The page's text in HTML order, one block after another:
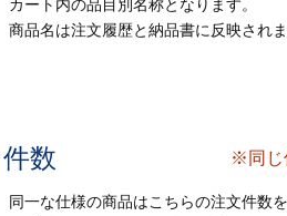
カート内の品目別名称となります。
商品名は注文履歴と納品書に反映されま
件数 ※同じ
同一な仕様の商品はこちらの注文件数